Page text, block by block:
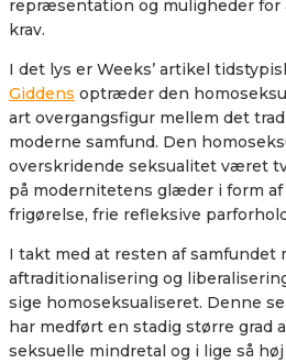
repræsentation og muligheder
krav.
I det lys er Weeks’ artikel
Giddens optræder den
art overgangsfigur mellem det
moderne samfund. Den
overskridende seksualitet været
på modernitetens glæder i form
frigørelse, frie refleksive
I takt med at resten af samfundet
aftraditionalisering og
sige homoseksualiseret. Denne
har medført en stadig større grad
seksuelle mindretal og i lige så